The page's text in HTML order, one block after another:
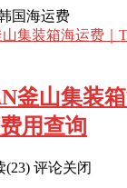
国海运费
釜山集装
用查询
(23) 评论关闭